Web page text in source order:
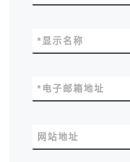
显示名称
*
电子邮箱地址
*
网站地址